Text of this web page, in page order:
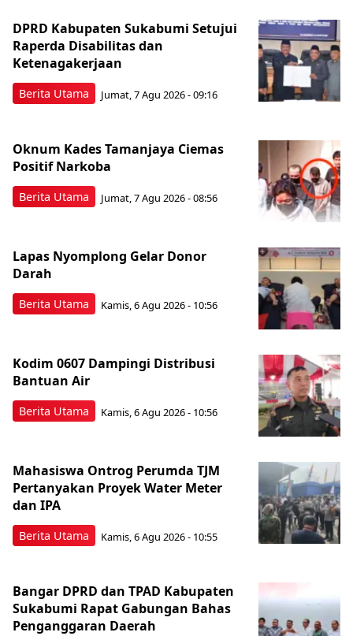
Berita Utama
DPRD Kabupaten Sukabumi Setujui
Raperda Disabilitas dan
Ketenagakerjaan
Jumat, 7 Agu 2026 - 09:16
Berita Utama
Oknum Kades Tamanjaya Ciemas
Positif Narkoba
Jumat, 7 Agu 2026 - 08:56
Berita Utama
Lapas Nyomplong Gelar Donor
Darah
Kamis, 6 Agu 2026 - 10:56
Berita Utama
Kodim 0607 Dampingi Distribusi
Bantuan Air
Kamis, 6 Agu 2026 - 10:56
Berita Utama
Mahasiswa Ontrog Perumda TJM
Pertanyakan Proyek Water Meter
dan IPA
Kamis, 6 Agu 2026 - 10:55
Bangar DPRD dan TPAD Kabupaten
Sukabumi Rapat Gabungan Bahas
Penganggaran Daerah